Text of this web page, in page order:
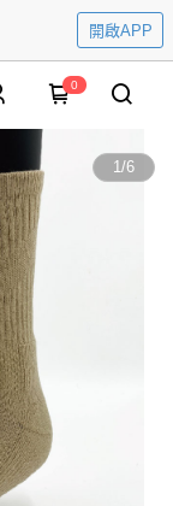
開啟APP
0
1/6